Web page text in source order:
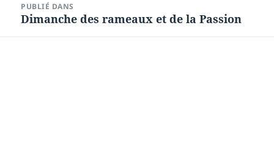
l’article
PUBLIÉ DANS
Dimanche des rameaux et de la Passion